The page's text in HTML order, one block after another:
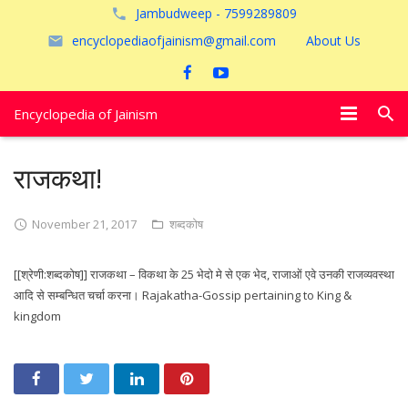
Jambudweep - 7599289809
encyclopediaofjainism@gmail.com
About Us
Encyclopedia of Jainism
अयोध्या
राजकथा!
November 21, 2017 शब्दकोष
[[श्रेणी:शब्दकोष]] राजकथा – विकथा के 25 भेदो मे से एक भेद, राजाओं एवे उनकी राजव्यवस्था
आदि से सम्बन्धित चर्चा करना। Rajakatha-Gossip pertaining to King &
kingdom